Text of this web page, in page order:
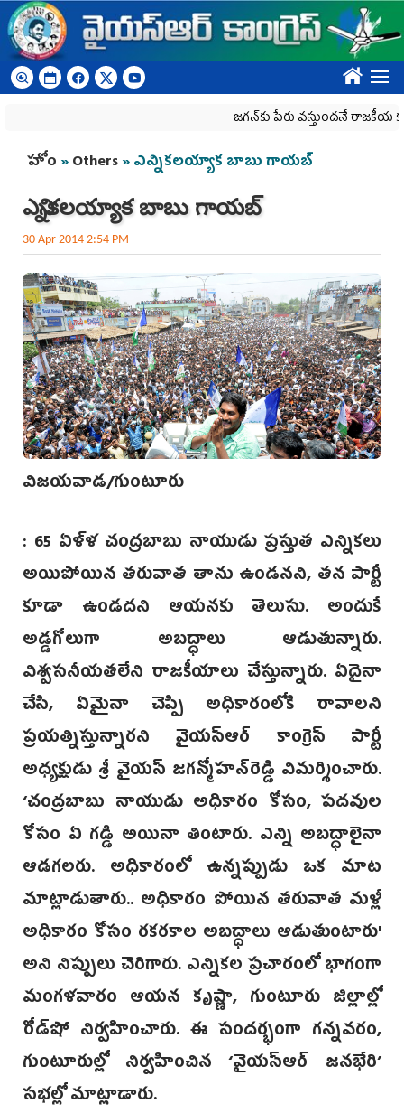
Skip to main content
????
జగన్‌కు పేరు వస్తుందనే రాజకీయ కక్షతో దిశ
You are here
హోం »Others» ఎన్నికలయ్యాక బాబు గాయబ్
ఎన్నికలయ్యాక బాబు గాయబ్
30 Apr 2014 2:54 PM
విజయవాడ/గుంటూరు
: 65 ఏళ్ళ చంద్రబాబు నాయుడు ప్రస్తుత ఎన్నికలు
అయిపోయిన తరువాత తాను ఉండనని, తన పార్టీ
కూడా ఉండదని ఆయనకు తెలుసు. అందుకే
అడ్డగోలుగా అబద్ధాలు ఆడుతున్నారు.
విశ్వసనీయతలేని రాజకీయాలు చేస్తున్నారు. ఏదైనా
చేసి, ఏమైనా చెప్పి అధికారంలోకి రావాలని
ప్రయత్నిస్తున్నారని వైయస్‌ఆర్‌ కాంగ్రెస్ పార్టీ
అ‌ధ్యక్షుడు శ్రీ వైయస్ జగన్మోహన్‌రెడ్డి విమర్శించారు.
‘చంద్రబాబు నాయుడు అధికారం కోసం, పదవుల
కోసం ఏ గడ్డి అయినా తింటారు. ఎన్ని అబద్ధాలైనా
ఆడగలరు. అధికారంలో ఉన్నప్పుడు ఒక మాట
మాట్లాడుతారు.. అధికారం పోయిన తరువాత మళ్లీ
అధికారం కోసం రకరకాల అబద్ధాలు ఆడుతుంటారు'
అని నిప్పులు చెరిగారు. ఎన్నికల ప్రచారంలో భాగంగా
మంగళవారం ఆయన కృష్ణా, గుంటూరు జిల్లాల్లో
రోడ్‌షో నిర్వహించారు. ఈ సందర్భంగా గన్నవరం,
గుంటూరుల్లో నిర్వహించిన ‘వైయస్‌ఆర్ జనభేరి’
సభల్లో మాట్లాడారు.‌